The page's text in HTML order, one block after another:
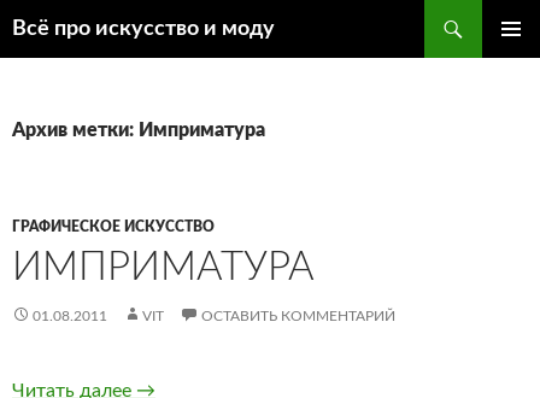
Всё про искусство и моду
Архив метки: Имприматура
ГРАФИЧЕСКОЕ ИСКУССТВО
ИМПРИМАТУРА
01.08.2011 VIT ОСТАВИТЬ КОММЕНТАРИЙ
Читать далее Имприматура
→